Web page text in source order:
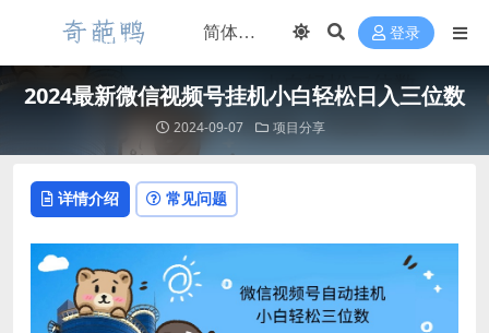
登录
2024最新微信视频号挂机小白轻松日入三位数
2024-09-07 项目分享
详情介绍 常见问题